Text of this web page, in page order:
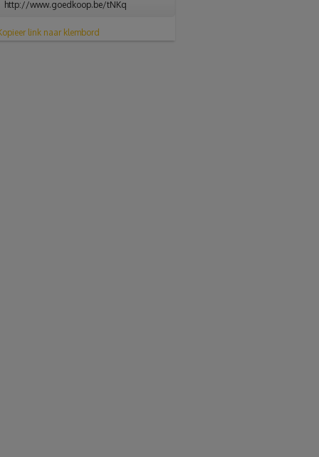
link naar klembord